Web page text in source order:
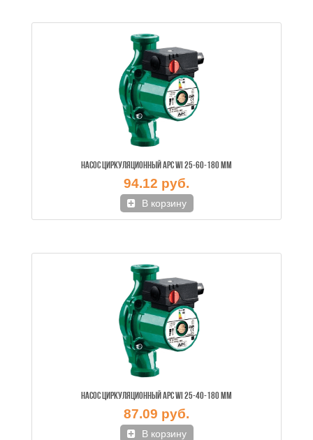
НАСОС ЦИРКУЛЯЦИОННЫЙ APC WI 25-60-180 ММ
94.12 руб.
В корзину
НАСОС ЦИРКУЛЯЦИОННЫЙ APC WI 25-40-180 ММ
87.09 руб.
В корзину